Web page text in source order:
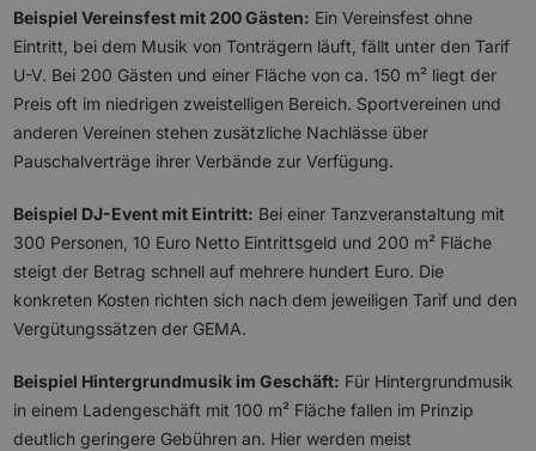
Beispiel Vereinsfest mit 200 Gästen: Ein Vereinsfest ohne
Eintritt, bei dem Musik von Tonträgern läuft, fällt unter den Tarif
U-V. Bei 200 Gästen und einer Fläche von ca. 150 m² liegt der
Preis oft im niedrigen zweistelligen Bereich. Sportvereinen und
anderen Vereinen stehen zusätzliche Nachlässe über
Pauschalverträge ihrer Verbände zur Verfügung.
Beispiel DJ-Event mit Eintritt: Bei einer Tanzveranstaltung mit
300 Personen, 10 Euro Netto Eintrittsgeld und 200 m² Fläche
steigt der Betrag schnell auf mehrere hundert Euro. Die
konkreten Kosten richten sich nach dem jeweiligen Tarif und den
Vergütungssätzen der GEMA.
Beispiel Hintergrundmusik im Geschäft: Für Hintergrundmusik
in einem Ladengeschäft mit 100 m² Fläche fallen im Prinzip
deutlich geringere Gebühren an. Hier werden meist